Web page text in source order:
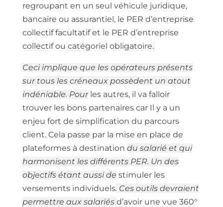
regroupant en un seul véhicule juridique,
bancaire ou assurantiel, le PER d’entreprise
collectif facultatif et le PER d’entreprise
collectif ou catégoriel obligatoire.
Ceci implique que les opérateurs présents
sur tous les créneaux possèdent un atout
indéniable. Pourles autres, il va falloir
trouver les bons partenaires car Il y a un
enjeu fort de simplification du parcours
client. Cela passe par la mise en place de
plateformes à destination du salarié et qui
harmonisent les différents PER. Un des
objectifs étant aussi de stimuler les
versements individuels. Ces outils devraient
permettre aux salariés d’avoir une vue 360°